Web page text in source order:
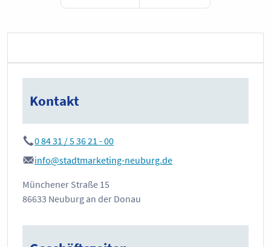
Kontakt
0 84 31 / 5 36 21 - 00
info@stadtmarketing-neuburg.de
Münchener Straße 15
86633 Neuburg an der Donau